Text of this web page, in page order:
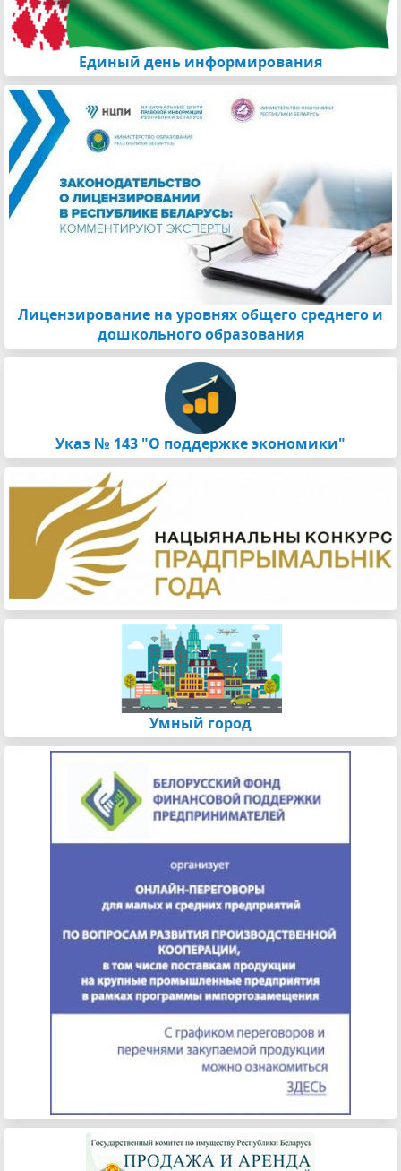
Единый день информирования
Лицензирование на уровнях общего среднего и
дошкольного образования
Указ № 143 "О поддержке экономики"
Умный город